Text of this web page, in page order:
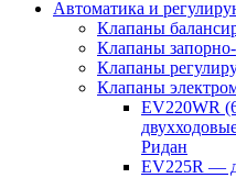
Автоматика и
Клапаны
Клапаны
Клапаны
Клапаны
EV220WR
Ридан
EV225R —